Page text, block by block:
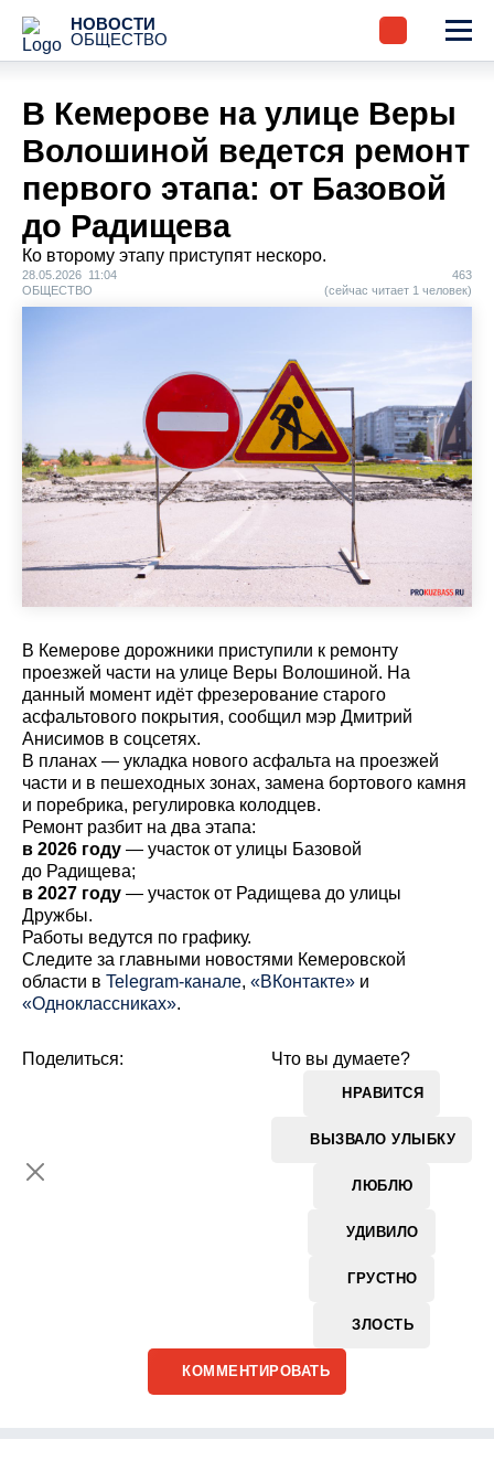
НОВОСТИ
ОБЩЕСТВО
В Кемерове на улице Веры
Волошиной ведется ремонт
первого этапа: от Базовой
до Радищева
Ко второму этапу приступят нескоро.
28.05.2026 11:04
ОБЩЕСТВО
463
(сейчас читает 1 человек)
В Кемерове дорожники приступили к ремонту
проезжей части на улице Веры Волошиной. На
данный момент идёт фрезерование старого
асфальтового покрытия, сообщил мэр Дмитрий
Анисимов в соцсетях.
В планах — укладка нового асфальта на проезжей
части и в пешеходных зонах, замена бортового камня
и поребрика, регулировка колодцев.
Ремонт разбит на два этапа:
в 2026 году — участок от улицы Базовой
до Радищева;
в 2027 году — участок от Радищева до улицы
Дружбы.
Работы ведутся по графику.
Cледите за главными новостями Кемеровской
области в Telegram-канале, «ВКонтакте» и
«Одноклассниках».
Что вы думаете?
НРАВИТСЯ
ВЫЗВАЛО УЛЫБКУ
ЛЮБЛЮ
УДИВИЛО
ГРУСТНО
ЗЛОСТЬ
Поделиться:
КОММЕНТИРОВАТЬ